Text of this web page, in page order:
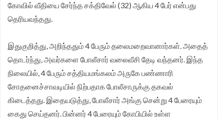
கோவில் வீதியை சேர்ந்த சக்திவேல் (32) ஆகிய 4 பேர் என்பது
தெரியவந்தது.
இதுகுறித்து, அறிந்ததும் 4 பேரும் தலைமறைவானார்கள். அதைத்
தொடர்ந்து, அவர்களை போலீசார் வலைவீசி தேடி வந்தனர். இந்த
நிலையில், 4 பேரும் சத்தியமங்கலம் அருகே பண்ணாரி
சோதனைச்சாவடியில் நிற்பதாக போலீசாருக்கு தகவல்
கிடைத்தது. இதையடுத்து, போலீசார் அங்கு சென்று 4 பேரையும்
கைது செய்தனர். பின்னர் 4 பேரையும் கோபியில் உள்ள